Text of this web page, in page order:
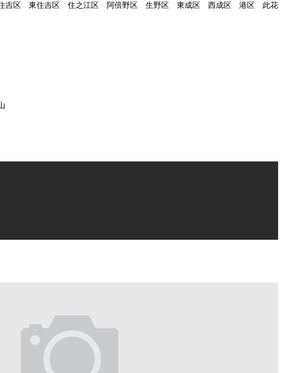
区 東住吉区 住之江区 阿倍野区 生野区 東成区 西成区 港区 此花